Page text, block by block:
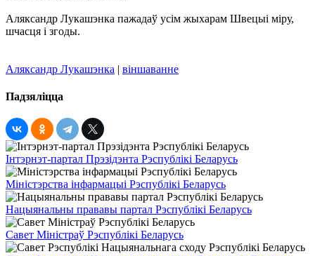
Аляксандр Лукашэнка пажадаў усім жыхарам Швецыі міру,
шчасця і згоды.
Аляксандр Лукашэнка | віншаванне
Падзяліцца
Інтэрнэт-партал Прэзідэнта Рэспублікі Беларусь
Міністэрства інфармацыі Рэспублікі Беларусь
Нацыянальны прававы партал Рэспублікі Беларусь
Савет Міністраў Рэспублікі Беларусь